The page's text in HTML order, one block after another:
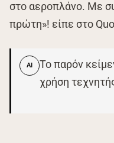
στο αεροπλάνο. Με
πρώτη»! είπε στο
AI
Το παρόν
χρήση